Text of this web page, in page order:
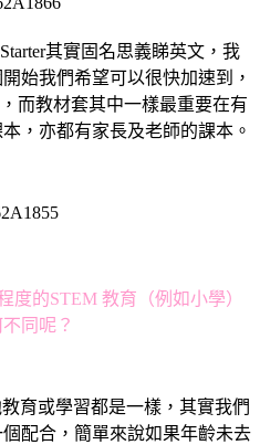
其實固名思義睇英文，我
始我們希望可以很快加速到，
而教材套其中一樣最重要在有
，亦都有家長及老師的課本。
度的STEM 教育（例如小學）
同呢？
育或學習都是一樣，其實我們
配合，簡單來說如果年齡未去